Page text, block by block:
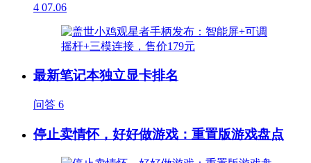
4 07.06
最新笔记本独立显卡排名
问答 6
停止卖情怀，好好做游戏：重置版游戏盘点